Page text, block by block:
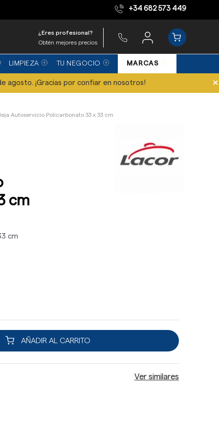
Equipo de expertos +34 682 573 449
¿Eres profesional?
Obtén mejores precios
LIMPIEZA TU NEGOCIO MARCAS
agosto. ¡Gracias por confiar en nosotros! ×
Autoservicio Policarbonato 33 x 33 cm
cm
cm
AÑADIR AL CARRITO
Ver similares